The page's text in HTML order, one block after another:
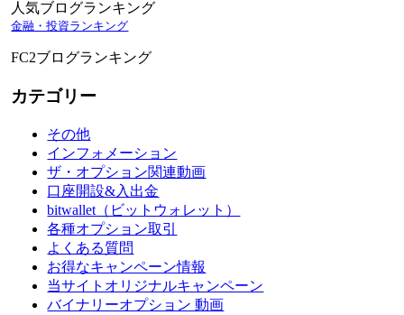
人気ブログランキング
金融・投資ランキング
FC2ブログランキング
カテゴリー
その他
インフォメーション
ザ・オプション関連動画
口座開設&入出金
bitwallet（ビットウォレット）
各種オプション取引
よくある質問
お得なキャンペーン情報
当サイトオリジナルキャンペーン
バイナリーオプション 動画